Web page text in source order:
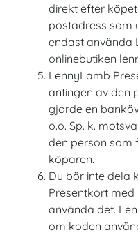
direkt efter
postadress som
endast använda
onlinebutiken
LennyLamb
antingen av den
gjorde en
o.o. Sp. k.
den person som
köparen.
Du bör inte dela
Presentkort
använda det.
om koden